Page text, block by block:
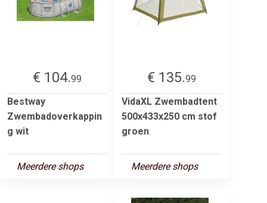
€ 104.99
Bestway
Zwembadoverkappin
g wit
Meerdere shops
€ 135.99
VidaXL Zwembadtent
500x433x250 cm stof
groen
Meerdere shops